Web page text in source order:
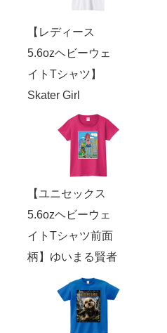
【レディース
5.6ozヘビーウェ
イトTシャツ】
Skater Girl
【ユニセックス
5.6ozヘビーウェ
イトTシャツ前面
柄】ゆいまる賢者